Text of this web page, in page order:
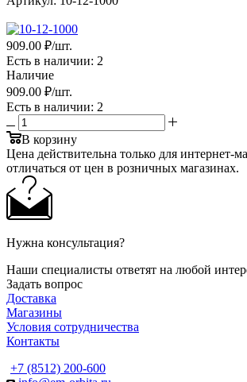
909.00 ₽/шт.
Есть в наличии: 2
Наличие
909.00 ₽/шт.
Есть в наличии: 2
В корзину
Цена действительна только для интернет-
отличаться от цен в розничных магазинах.
Нужна консультация?
Наши специалисты ответят на любой
Задать вопрос
Доставка
Магазины
Условия сотрудничества
Контакты
+7 (8512) 200-600